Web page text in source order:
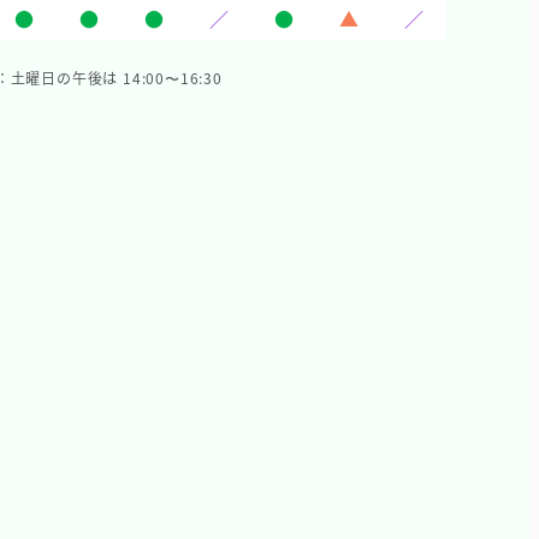
● ● ● ／ ● ▲ ／
：土曜日の午後は 14:00〜16:30